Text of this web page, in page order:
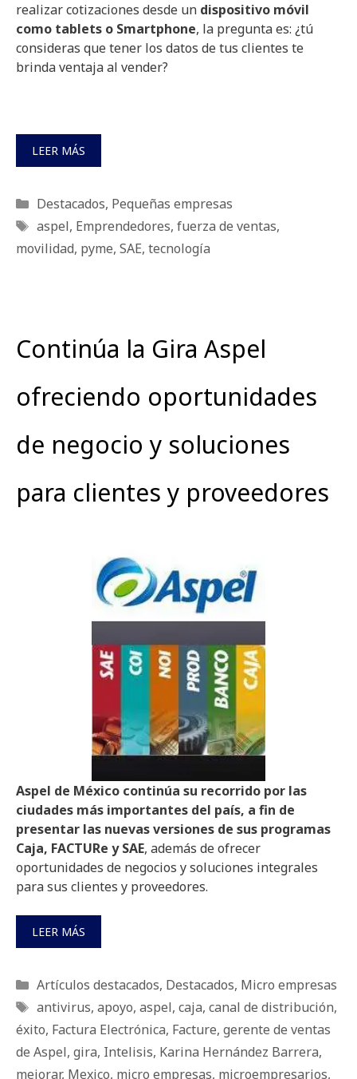
realizar cotizaciones desde un dispositivo móvil
como tablets o Smartphone, la pregunta es: ¿tú
consideras que tener los datos de tus clientes te
brinda ventaja al vender?
LEER MÁS
Categorías
Destacados, Pequeñas empresas
Etiquetas
aspel, Emprendedores, fuerza de ventas,
movilidad, pyme, SAE, tecnología
Continúa la Gira Aspel
ofreciendo oportunidades
de negocio y soluciones
para clientes y proveedores
Aspel de México continúa su recorrido por las
ciudades más importantes del país, a fin de
presentar las nuevas versiones de sus programas
Caja, FACTURe y SAE, además de ofrecer
oportunidades de negocios y soluciones integrales
para sus clientes y proveedores.
LEER MÁS
Categorías
Artículos destacados, Destacados, Micro empresas
Etiquetas
antivirus, apoyo, aspel, caja, canal de distribución,
éxito, Factura Electrónica, Facture, gerente de ventas
de Aspel, gira, Intelisis, Karina Hernández Barrera,
mejorar, Mexico, micro empresas, microempresarios,